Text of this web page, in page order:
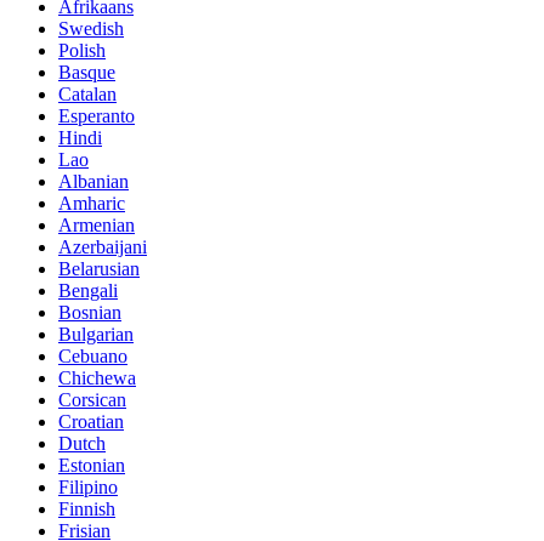
Afrikaans
Swedish
Polish
Basque
Catalan
Esperanto
Hindi
Lao
Albanian
Amharic
Armenian
Azerbaijani
Belarusian
Bengali
Bosnian
Bulgarian
Cebuano
Chichewa
Corsican
Croatian
Dutch
Estonian
Filipino
Finnish
Frisian